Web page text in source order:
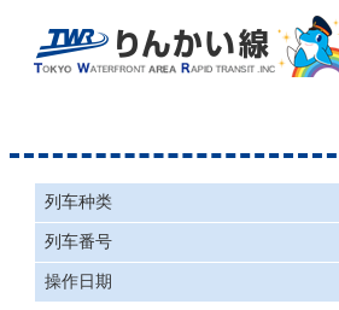
列车种类
列车番号
操作日期